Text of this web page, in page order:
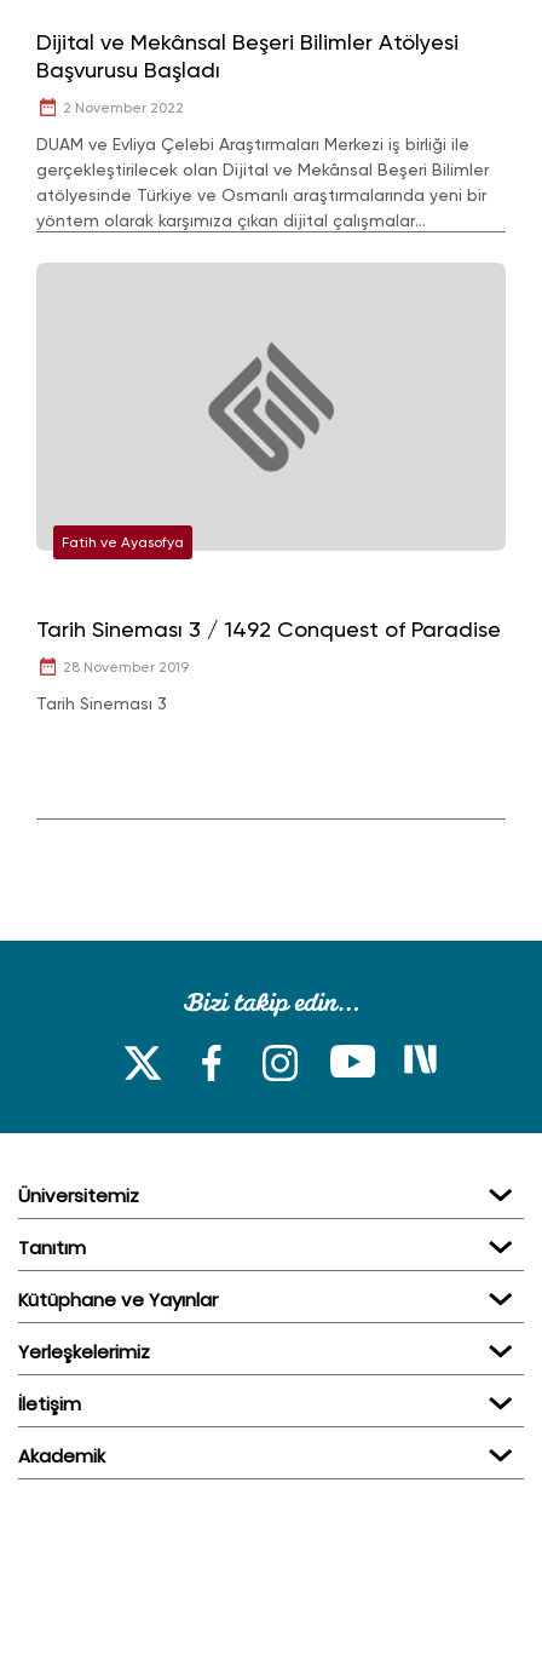
Dijital ve Mekânsal Beşeri Bilimler Atölyesi
Başvurusu Başladı
2 November 2022
DUAM ve Evliya Çelebi Araştırmaları Merkezi iş birliği ile
gerçekleştirilecek olan Dijital ve Mekânsal Beşeri Bilimler
atölyesinde Türkiye ve Osmanlı araştırmalarında yeni bir
yöntem olarak karşımıza çıkan dijital çalışmalar
Fatih ve Ayasofya
Tarih Sineması 3 / 1492 Conquest of Paradise
28 November 2019
Tarih Sineması 3
Üniversitemiz
Tanıtım
Kütüphane ve Yayınlar
Yerleşkelerimiz
İletişim
Akademik